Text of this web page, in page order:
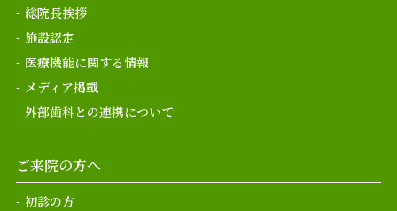
総院長挨拶
施設認定
医療機能に関する情報
メディア掲載
外部歯科との連携について
ご来院の方へ
初診の方